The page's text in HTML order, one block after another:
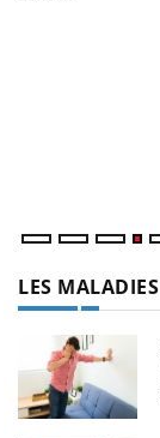
LES MALADIES